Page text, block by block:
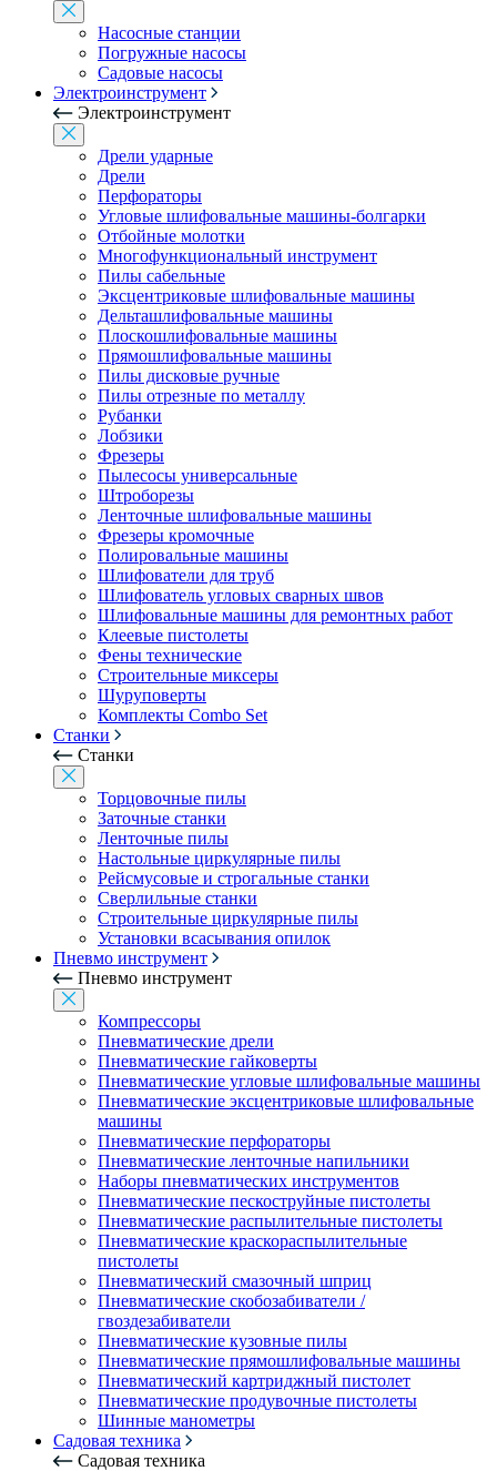
Насосные станции
Погружные насосы
Садовые насосы
Электроинструмент
Электроинструмент
Дрели ударные
Дрели
Перфораторы
Угловые шлифовальные машины-болгарки
Отбойные молотки
Многофункциональный инструмент
Пилы сабельные
Эксцентриковые шлифовальные машины
Дельташлифовальные машины
Плоскошлифовальные машины
Прямошлифовальные машины
Пилы дисковые ручные
Пилы отрезные по металлу
Рубанки
Лобзики
Фрезеры
Пылесосы универсальные
Штроборезы
Ленточные шлифовальные машины
Фрезеры кромочные
Полировальные машины
Шлифователи для труб
Шлифователь угловых сварных швов
Шлифовальные машины для ремонтных работ
Клеевые пистолеты
Фены технические
Строительные миксеры
Шуруповерты
Комплекты Combo Set
Станки
Станки
Торцовочные пилы
Заточные станки
Ленточные пилы
Настольные циркулярные пилы
Рейсмусовые и строгальные станки
Сверлильные станки
Строительные циркулярные пилы
Установки всасывания опилок
Пневмо инструмент
Пневмо инструмент
Компрессоры
Пневматические дрели
Пневматические гайковерты
Пневматические угловые шлифовальные машины
Пневматические эксцентриковые шлифовальные
машины
Пневматические перфораторы
Пневматические ленточные напильники
Наборы пневматических инструментов
Пневматические пескоструйные пистолеты
Пневматические распылительные пистолеты
Пневматические краскораспылительные
пистолеты
Пневматический смазочный шприц
Пневматические скобозабиватели /
гвоздезабиватели
Пневматические кузовные пилы
Пневматические прямошлифовальные машины
Пневматический картриджный пистолет
Пневматические продувочные пистолеты
Шинные манометры
Садовая техника
Садовая техника